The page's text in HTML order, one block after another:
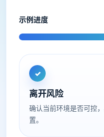
示例进度
✓
离开风险
确认当前环境是否可控
置。